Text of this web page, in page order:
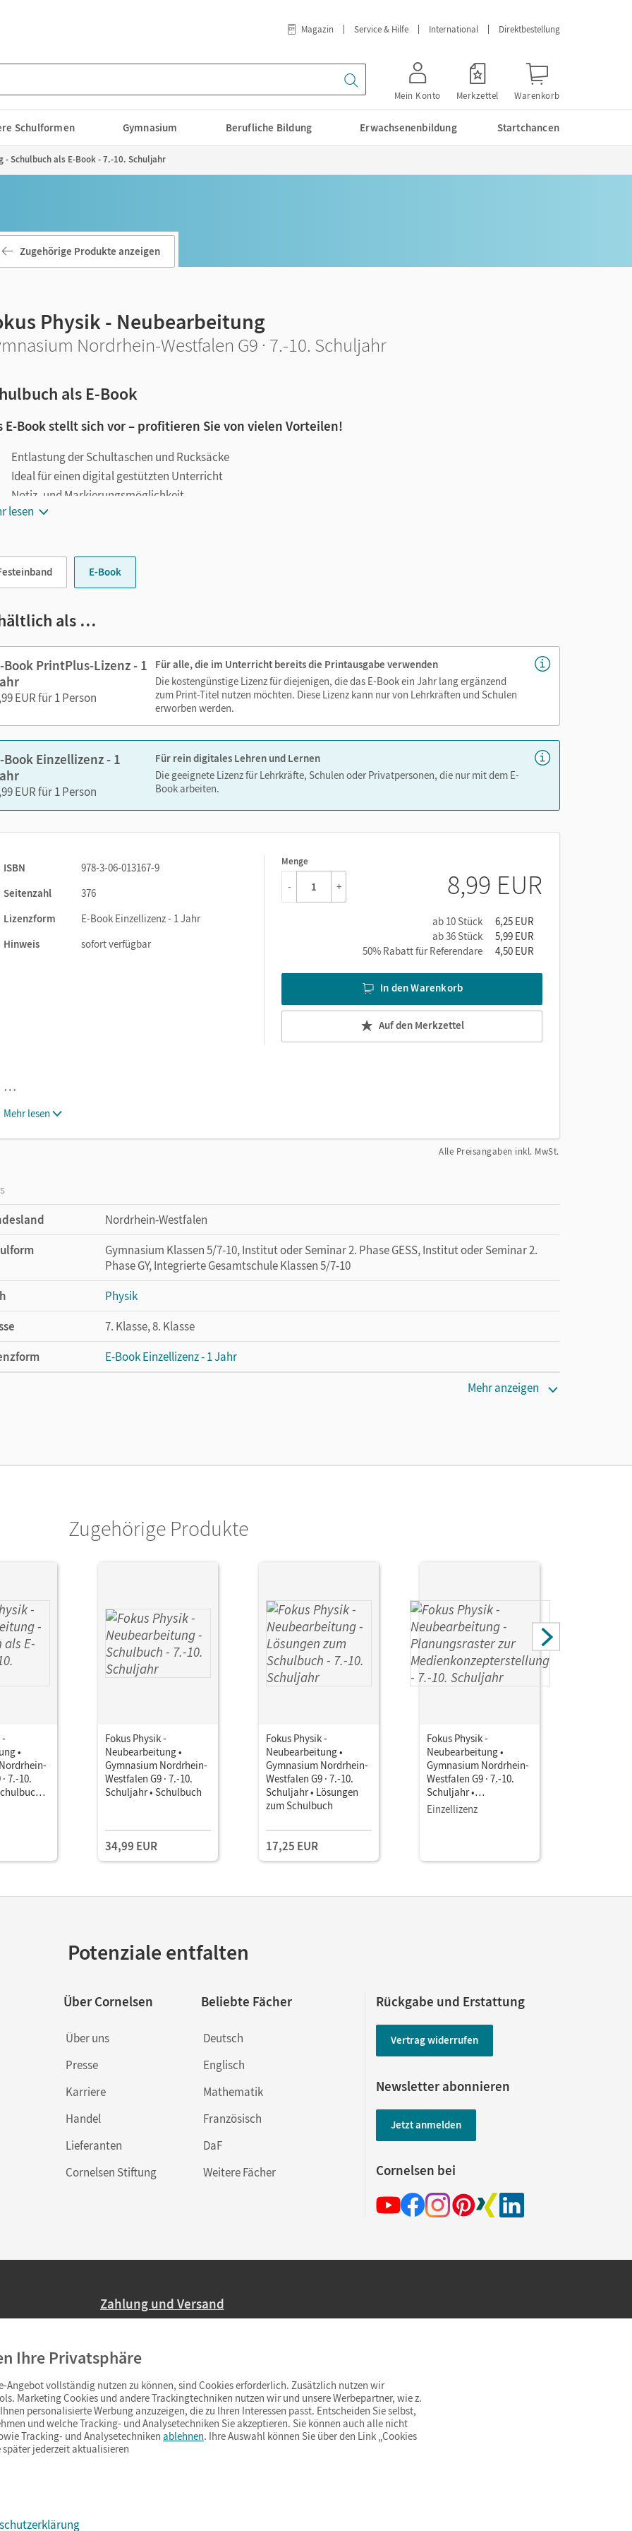
Magazin Service & Hilfe International Direktbestellung
Mein Konto Merkzettel Warenkorb
Schulformen Gymnasium Berufliche Bildung Erwachsenenbildung Startchancen
- Schulbuch als E-Book - 7.-10. Schuljahr
Zugehörige Produkte anzeigen
Physik - Neubearbeitung
Nordrhein-Westfalen G9 · 7.-10. Schuljahr
als E-Book
E-Book stellt sich vor – profitieren Sie von vielen Vorteilen!
Entlastung der Schultaschen und Rucksäcke
Ideal für einen digital gestützten Unterricht
Notiz- und Markierungsmöglichkeit
Jederzeit unkompliziert verfügbar
Notizen erstellen
Text ergänzen
Zoomen
lesen
E-Book
als …
Book PrintPlus-Lizenz - 1
EUR für 1 Person
Für alle, die im Unterricht bereits die Printausgabe verwenden
Die kostengünstige Lizenz für diejenigen, die das E-Book ein Jahr lang ergänzend
zum Print-Titel nutzen möchten. Diese Lizenz kann nur von Lehrkräften und Schulen
erworben werden.
Book Einzellizenz - 1
EUR für 1 Person
Für rein digitales Lehren und Lernen
Die geeignete Lizenz für Lehrkräfte, Schulen oder Privatpersonen, die nur mit dem E-
Book arbeiten.
ISBN
978-3-06-013167-9
Seitenzahl
376
Lizenzform
E-Book Einzellizenz - 1 Jahr
Hinweis
sofort verfügbar
Menge
1
- + 8,99 EUR
ab 10 Stück
6,25 EUR
ab 36 Stück
5,99 EUR
50% Rabatt für Referendare
4,50 EUR
In den Warenkorb
Auf den Merkzettel
…
Mehr lesen
Alle Preisangaben inkl. MwSt.
Nordrhein-Westfalen
Gymnasium Klassen 5/7-10, Institut oder Seminar 2. Phase GESS, Institut oder Seminar 2.
Phase GY, Integrierte Gesamtschule Klassen 5/7-10
Physik
7. Klasse, 8. Klasse
E-Book Einzellizenz - 1 Jahr
Cornelsen Verlag
Mehr anzeigen
Zugehörige Produkte
•
7.-10.
Fokus Physik -
Neubearbeitung •
Gymnasium Nordrhein-
Westfalen G9 · 7.-10.
Schuljahr • Schulbuch
34,99 EUR
Fokus Physik -
Neubearbeitung •
Gymnasium Nordrhein-
Westfalen G9 · 7.-10.
Schuljahr • Lösungen
zum Schulbuch
17,25 EUR
Fokus Physik -
Neubearbeitung •
Gymnasium Nordrhein-
Westfalen G9 · 7.-10.
Schuljahr •
Planungsraster zur
Einzellizenz
Potenziale entfalten
Über Cornelsen
Über uns
Presse
Karriere
Handel
Lieferanten
Cornelsen Stiftung
Beliebte Fächer
Deutsch
Englisch
Mathematik
Französisch
DaF
Weitere Fächer
Rückgabe und Erstattung
Vertrag widerrufen
Newsletter abonnieren
Jetzt anmelden
Cornelsen bei
Zahlung und Versand
Ab 59,– EUR Bestellwert liefern wir versandkostenfrei innerhalb Deutschlands
(Lieferung in 3–6 Tagen).
& Co.
Ihre Privatsphäre
Angebot vollständig nutzen zu können, sind Cookies erforderlich. Zusätzlich nutzen wir
Marketing Cookies und andere Trackingtechniken nutzen wir und unsere Werbepartner, wie z.
personalisierte Werbung anzuzeigen, die zu Ihren Interessen passt. Entscheiden Sie selbst,
und welche Tracking- und Analysetechniken Sie akzeptieren. Sie können auch alle nicht
Tracking- und Analysetechniken ablehnen. Ihre Auswahl können Sie über den Link „Cookies
später jederzeit aktualisieren